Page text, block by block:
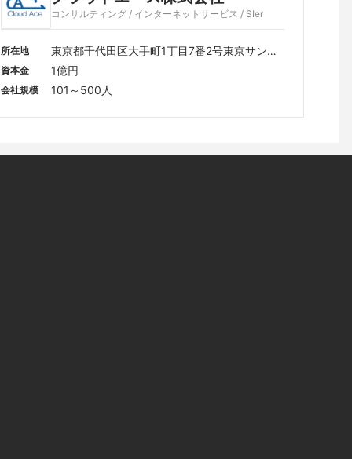
コンサルティング / インターネットサービス / SIer
所在地
東京都千代田区大手町1丁目7番2号東京サンケ
イビル26階
資本金 1億円
会社規模 101～500人